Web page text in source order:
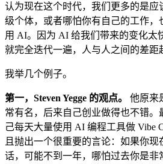
认为现在这个时代，我们更多的是应
级个体，或者哪怕你有自己的工作，
用 AI。因为 AI 给我们带来的变化太
就完全迭代一遍，人与人之间的差距
我举几个例子。
第一，Steven Yegge 的观点。
他原来
常有名，后来自己创业做得也不错。
己每天大量使用 AI 编程工具做 Vibe
且抛出一个很重要的言论：如果你
话，可能不到一年，哪怕过去你是非